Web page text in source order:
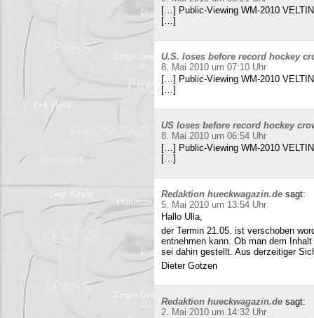
[…] Public-Viewing WM-2010
[…]
U.S. loses before record hockey
8. Mai 2010 um 07:10 Uhr
[…] Public-Viewing WM-2010
[…]
US loses before record hockey
8. Mai 2010 um 06:54 Uhr
[…] Public-Viewing WM-2010
[…]
Redaktion hueckwagazin.de sagt:
5. Mai 2010 um 13:54 Uhr
Hallo Ulla,
der Termin 21.05. ist verschoben
entnehmen kann. Ob man dem
sei dahin gestellt. Aus derzeitiger
Dieter Gotzen
Redaktion hueckwagazin.de sagt:
2. Mai 2010 um 14:32 Uhr